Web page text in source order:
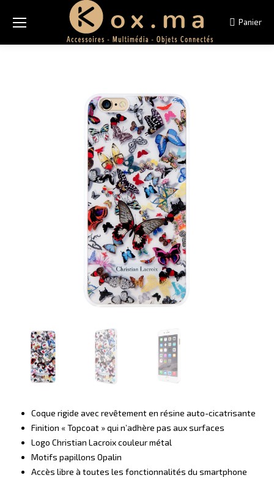
Panier
Coque rigide avec revêtement en résine auto-cicatrisante
Finition « Topcoat » qui n’adhère pas aux surfaces
Logo Christian Lacroix couleur métal
Motifs papillons Opalin
Accès libre à toutes les fonctionnalités du smartphone